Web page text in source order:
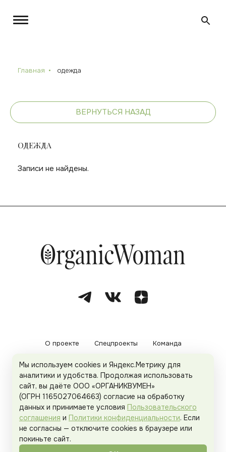
Главная одежда
ВЕРНУТЬСЯ НАЗАД
ОДЕЖДА
Записи не найдены.
О проекте Спецпроекты Команда
Рекламодателям Политика конфиденциальности
Пользовательское соглашение
Organicwoman.ru . Все права защищены.
Мы используем cookies и Яндекс.Метрику для
аналитики и удобства. Продолжая использовать
сайт, вы даёте ООО «ОРГАНИКВУМЕН»
(ОГРН 1165027064663) согласие на обработку
данных и принимаете условия Пользовательского
соглашения и Политики конфиденциальности. Если
не согласны — отключите cookies в браузере или
покиньте сайт.